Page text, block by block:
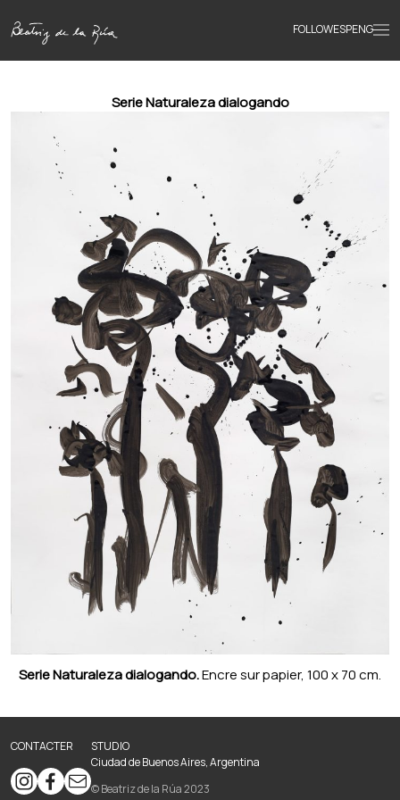
FOLLOWESPENG
Accueil
Textes
Biographie
Livres
Actualités
Serie Naturaleza dialogando
Serie Naturaleza dialogando.Encre sur papier, 100 x 70 cm.
CONTACTER
STUDIO
Ciudad de Buenos Aires, Argentina
© Beatriz de la Rúa 2023